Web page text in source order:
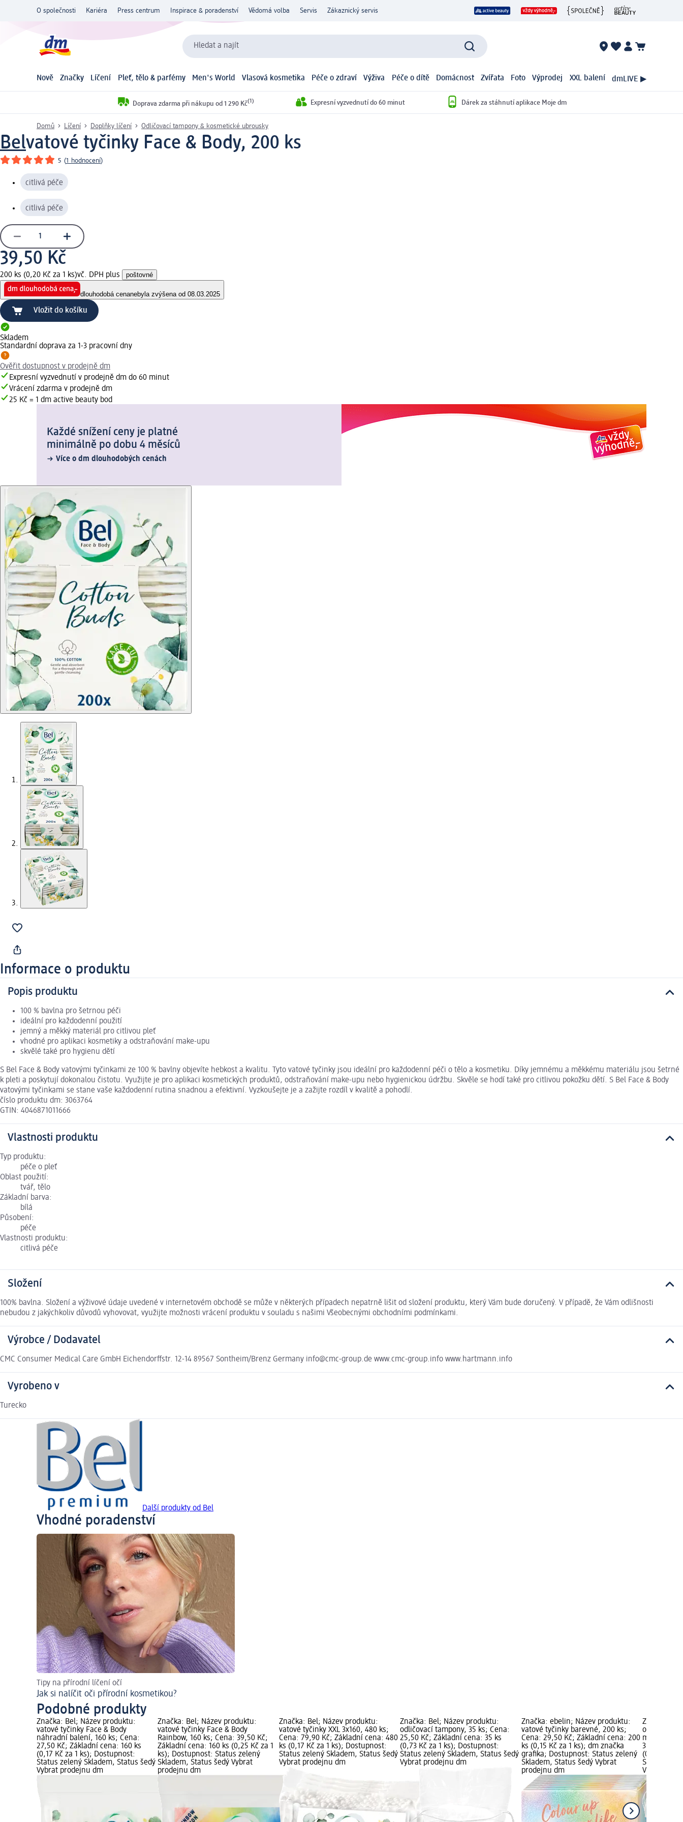
O společnosti Kariéra Press centrum Inspirace & poradenství Vědomá volba Servis Zákaznický servis
Hledat a najít
Nově Značky Líčení Pleť, tělo & parfémy Men's World Vlasová kosmetika Péče o zdraví Výživa Péče o dítě Domácnost Zvířata Foto Výprodej XXL balení dmLIVE ▶
Doprava zdarma při nákupu od 1 290 Kč(1) Expresní vyzvednutí do 60 minut Dárek za stáhnutí aplikace Moje dm
Domů Líčení Doplňky líčení Odličovací tampony & kosmetické ubrousky
Belvatové tyčinky Face & Body, 200 ks
5 (1 hodnocení)
citlivá péče
citlivá péče
39,50 Kč
200 ks (0,20 Kč za 1 ks)vč. DPH plus poštovné
dlouhodobá cenanebyla zvýšena od 08.03.2025
Vložit do košíku
Skladem
Standardní doprava za 1-3 pracovní dny
Ověřit dostupnost v prodejně dm
Expresní vyzvednutí v prodejně dm do 60 minut
Vrácení zdarma v prodejně dm
25 Kč = 1 dm active beauty bod
Každé snížení ceny je platné
minimálně po dobu 4 měsíců
Více o dm dlouhodobých cenách
Informace o produktu
Popis produktu
100 % bavlna pro šetrnou péči
ideální pro každodenní použití
jemný a měkký materiál pro citlivou pleť
vhodné pro aplikaci kosmetiky a odstraňování make-upu
skvělé také pro hygienu dětí
S Bel Face & Body vatovými tyčinkami ze 100 % bavlny objevíte hebkost a kvalitu. Tyto vatové tyčinky jsou ideální pro každodenní péči o tělo a kosmetiku. Díky jemnému a měkkému materiálu jsou šetrné
k pleti a poskytují dokonalou čistotu. Využijte je pro aplikaci kosmetických produktů, odstraňování make-upu nebo hygienickou údržbu. Skvěle se hodí také pro citlivou pokožku dětí. S Bel Face & Body
vatovými tyčinkami se stane vaše každodenní rutina snadnou a efektivní. Vyzkoušejte je a zažijte rozdíl v kvalitě a pohodlí.
číslo produktu dm: 3063764
GTIN: 4046871011666
Vlastnosti produktu
Typ produktu:
péče o pleť
Oblast použití:
tvář, tělo
Základní barva:
bílá
Působení:
péče
Vlastnosti produktu:
citlivá péče
Složení
100% bavlna. Složení a výživové údaje uvedené v internetovém obchodě se může v některých případech nepatrně lišit od složení produktu, který Vám bude doručený. V případě, že Vám odlišnosti
nebudou z jakýchkoliv důvodů vyhovovat, využijte možnosti vrácení produktu v souladu s našimi Všeobecnými obchodními podmínkami.
Výrobce / Dodavatel
CMC Consumer Medical Care GmbH Eichendorffstr. 12-14 89567 Sontheim/Brenz Germany info@cmc-group.de www.cmc-group.info www.hartmann.info
Vyrobeno v
Turecko
Další produkty od Bel
Vhodné poradenství
Tipy na přírodní líčení očí
Jak si nalíčit oči přírodní kosmetikou?
Podobné produkty
Značka: Bel; Název produktu:
vatové tyčinky Face & Body
náhradní balení, 160 ks; Cena:
27,50 Kč; Základní cena: 160 ks
(0,17 Kč za 1 ks); Dostupnost:
Status zelený Skladem, Status šedý
Vybrat prodejnu dm
Značka: Bel; Název produktu:
vatové tyčinky Face & Body
Rainbow, 160 ks; Cena: 39,50 Kč;
Základní cena: 160 ks (0,25 Kč za 1
ks); Dostupnost: Status zelený
Skladem, Status šedý Vybrat
prodejnu dm
Značka: Bel; Název produktu:
vatové tyčinky XXL 3x160, 480 ks;
Cena: 79,90 Kč; Základní cena: 480
ks (0,17 Kč za 1 ks); Dostupnost:
Status zelený Skladem, Status šedý
Vybrat prodejnu dm
Značka: Bel; Název produktu:
odličovací tampony, 35 ks; Cena:
25,50 Kč; Základní cena: 35 ks
(0,73 Kč za 1 ks); Dostupnost:
Status zelený Skladem, Status šedý
Vybrat prodejnu dm
Značka: ebelin; Název produktu:
vatové tyčinky barevné, 200 ks;
Cena: 29,50 Kč; Základní cena: 200
ks (0,15 Kč za 1 ks); dm značka
grafika; Dostupnost: Status zelený
Skladem, Status šedý Vybrat
prodejnu dm
Značka:
odličovací
35,50 Kč;
(0,51 Kč za
Status
Vybrat